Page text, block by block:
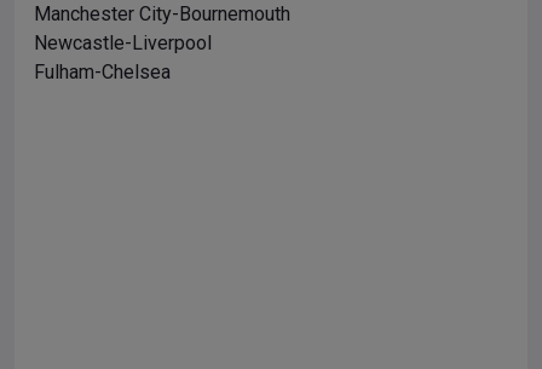
Manchester City-Bournemouth
Newcastle-Liverpool
Fulham-Chelsea